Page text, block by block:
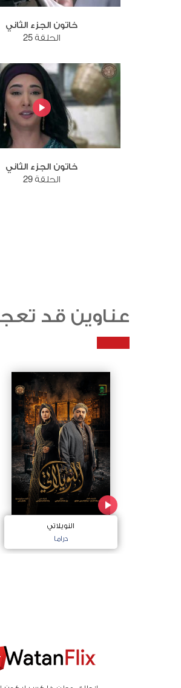
خاتون الجزء الثاني
الحلقة 25
خاتون الجزء الثاني
الحلقة 29
عناوين قد
النويلاتي
دراما